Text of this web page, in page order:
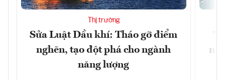
Thị trường
Sửa Luật Dầu khí: Tháo gỡ điểm
nghẽn, tạo đột phá cho ngành
năng lượng